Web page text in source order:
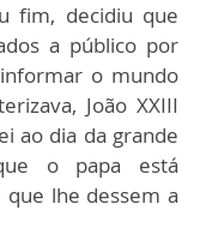
fim, decidiu que
a público por
o mundo
João XXIII
ao dia da grande
o papa está
que lhe dessem a